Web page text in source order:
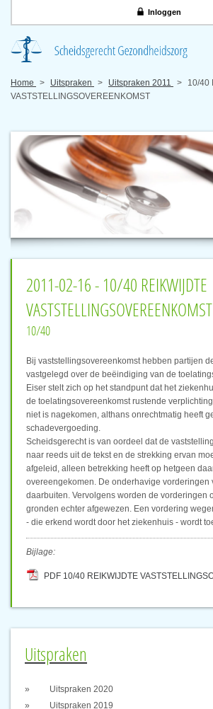
Inloggen
Home Uitspraken Uitspraken 2011
10/40
VASTSTELLINGSOVEREENKOMST
Uitspraken
Uitspraken 2020
Uitspraken 2019
2011-02-16 - 10/40 REIKWIJDTE
VASTSTELLINGSOVEREENKOMST
10/40
Bij vaststellingsovereenkomst hebben partijen
vastgelegd over de beëindiging van de
Eiser stelt zich op het standpunt dat het
de toelatingsovereenkomst rustende
niet is nagekomen, althans onrechtmatig heeft
schadevergoeding.
Scheidsgerecht is van oordeel dat de
naar reeds uit de tekst en de strekking ervan
afgeleid, alleen betrekking heeft op hetgeen
overeengekomen. De onderhavige vorderingen
daarbuiten. Vervolgens worden de vorderingen
gronden echter afgewezen. Een vordering
- die erkend wordt door het ziekenhuis - wordt
Bijlage:
PDF 10/40 REIKWIJDTE